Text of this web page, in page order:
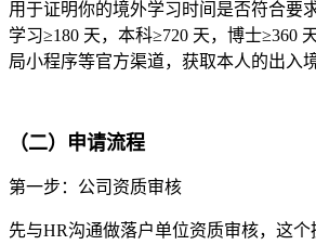
用于证明你的境外学习时间是否符合要
学习≥180 天，本科≥720 天，博士≥360
局小程序等官方渠道，获取本人的出入
（二）申请流程
第一步：公司资质审核
先与HR沟通做落户单位资质审核，这